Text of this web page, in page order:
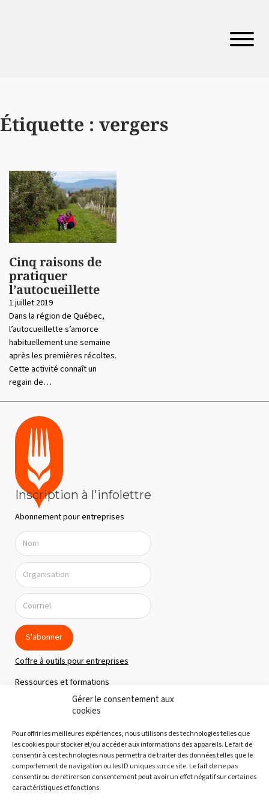
Gérer le consentement aux
cookies
Pour offrir les meilleures expériences, nous utilisons des technologies telles que
les cookies pour stocker et/ou accéder aux informations des appareils. Le fait de
consentir à ces technologies nous permettra de traiter des données telles que le
comportement de navigation ou les ID uniques sur ce site. Le fait de ne pas
consentir ou de retirer son consentement peut avoir un effet négatif sur certaines
caractéristiques et fonctions.
Étiquette : vergers
Cinq raisons de
pratiquer
l’autocueillette
1 juillet 2019
Dans la région de Québec,
l’autocueillette s’amorce
habituellement une semaine
après les premières récoltes.
Cette activité connaît un
regain de…
Inscription à l'infolettre
Abonnement pour entreprises
S'abonner
Coffre à outils pour entreprises
Ressources et formations
Politique de confidentialité
Notre équipe
Nous joindre
Découvertes gourmandes